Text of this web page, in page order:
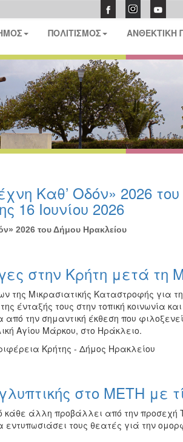
ΠΟΛΙΤΙΣΜΟΣ ΑΝΘΕΚΤΙΚΗ
Καθ’ Οδόν» 2026
16 Ιουνίου 2026
2026 του Δήμου Ηρακλείου
στην Κρήτη μετά τη
Μικρασιατικής Καταστροφής για τη
ένταξής τους στην τοπική κοινωνία
την σημαντική έκθεση που
Αγίου Μάρκου, στο Ηράκλειο.
Κρήτης - Δήμος Ηρακλείου
στο ΜΕΤΗ με
κάθε άλλη προβάλλει από την
τους θεατές γιά την